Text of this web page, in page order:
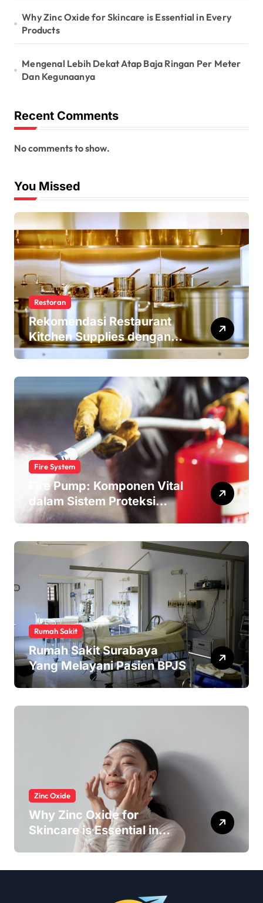
Why Zinc Oxide for Skincare is Essential in Every
Products
Mengenal Lebih Dekat Atap Baja Ringan Per Meter
Dan Kegunaanya
Recent Comments
No comments to show.
You Missed
Restoran
Rekomendasi Restaurant
Kitchen Supplies dengan
Harga Terjangkau
Fire System
Fire Pump: Komponen Vital
dalam Sistem Proteksi
Kebakaran
Rumah Sakit
Rumah Sakit Surabaya
Yang Melayani Pasien BPJS
Zinc Oxide
Why Zinc Oxide for
Skincare is Essential in
Every Products